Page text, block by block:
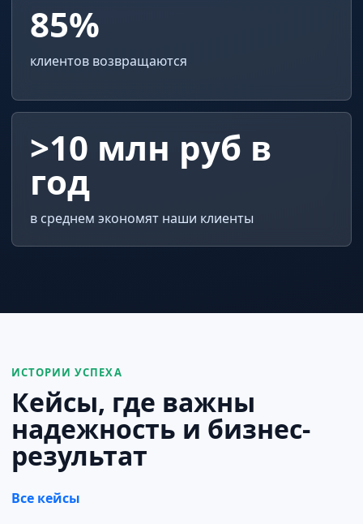
85%
клиентов возвращаются
>10 млн руб в
год
в среднем экономят наши клиенты
ИСТОРИИ УСПЕХА
Кейсы, где важны
надежность и бизнес-
результат
Все кейсы